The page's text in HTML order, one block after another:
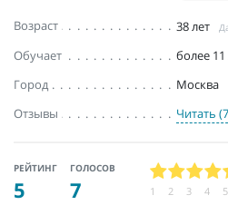
Возраст 38 лет
Обучает
более 11
Город
Москва
Отзывы
Читать
РЕЙТИНГ
5
ГОЛОСОВ
7 1 2 3 4 5